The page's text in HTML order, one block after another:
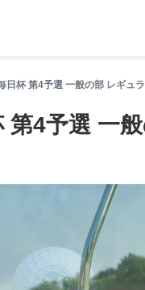
日杯 第4予選 一般の部 レギュ
第4予選 一